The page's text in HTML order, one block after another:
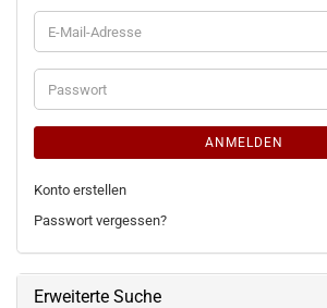
E-
Mail-
Adresse
Passwort
ANMELDEN
Konto erstellen
Passwort vergessen?
Erweiterte Suche